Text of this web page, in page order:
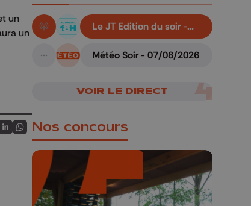
un
un
sur FaceBook
Partagez sur LinkedIn
Partagez sur Whatsapp
En live!
Le JT Edition du soir -
A suivre
Météo Soir - 07/08/2026
VOIR LE DIRECT
Nos concours